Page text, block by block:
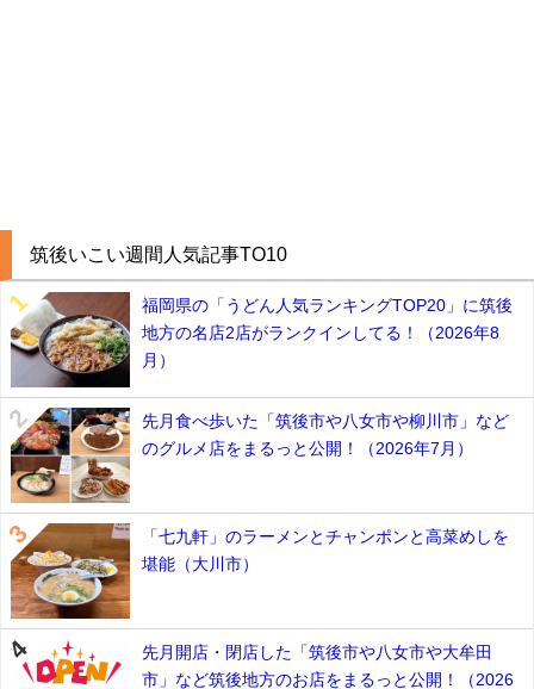
筑後いこい週間人気記事TO10
福岡県の「うどん人気ランキングTOP20」に筑後
地方の名店2店がランクインしてる！（2026年8
月）
先月食べ歩いた「筑後市や八女市や柳川市」など
のグルメ店をまるっと公開！（2026年7月）
「七九軒」のラーメンとチャンポンと高菜めしを
堪能（大川市）
先月開店・閉店した「筑後市や八女市や大牟田
市」など筑後地方のお店をまるっと公開！（2026